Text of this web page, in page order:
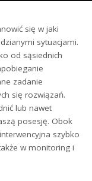
się w jaki
sytuacjami.
od sąsiednich
zadanie
się rozwiązań.
lub nawet
posesję. Obok
szybko
w monitoring i